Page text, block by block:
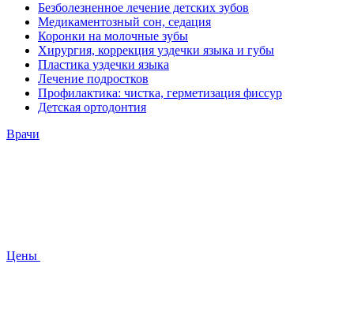
Безболезненное лечение детских зубов
Медикаментозный сон, седация
Коронки на молочные зубы
Хирургия, коррекция уздечки языка и губы
Пластика уздечки языка
Лечение подростков
Профилактика: чистка, герметизация фиссур
Детская ортодонтия
Врачи
Цены